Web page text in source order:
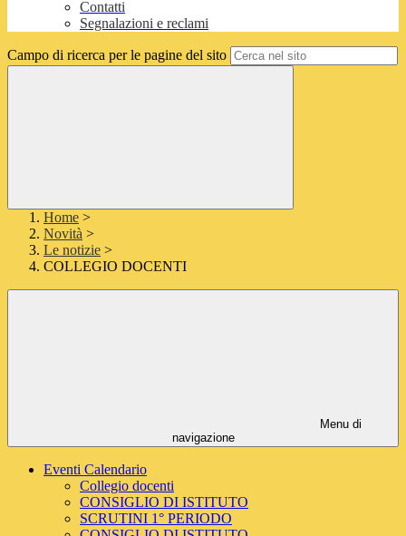
Contatti
Segnalazioni e reclami
Campo di ricerca per le pagine del sito
Home >
Novità >
Le notizie >
COLLEGIO DOCENTI
Menu di
navigazione
Eventi Calendario
Collegio docenti
CONSIGLIO DI ISTITUTO
SCRUTINI 1° PERIODO